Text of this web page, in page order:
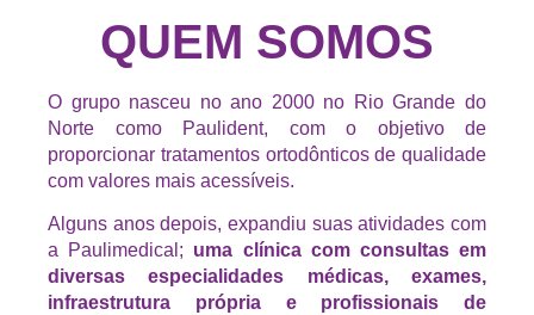
QUEM SOMOS
O grupo nasceu no ano 2000 no Rio Grande do
Norte como Paulident, com o objetivo de
proporcionar tratamentos ortodônticos de qualidade
com valores mais acessíveis.
Alguns anos depois, expandiu suas atividades com
a Paulimedical; uma clínica com consultas em
diversas especialidades médicas, exames,
infraestrutura própria e profissionais de